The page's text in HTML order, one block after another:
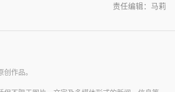
责任编辑：马莉
作品。